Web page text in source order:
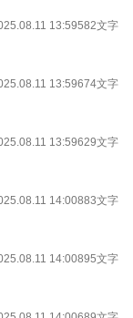
13:59582文字
13:59674文字
13:59629文字
14:00883文字
14:00895文字